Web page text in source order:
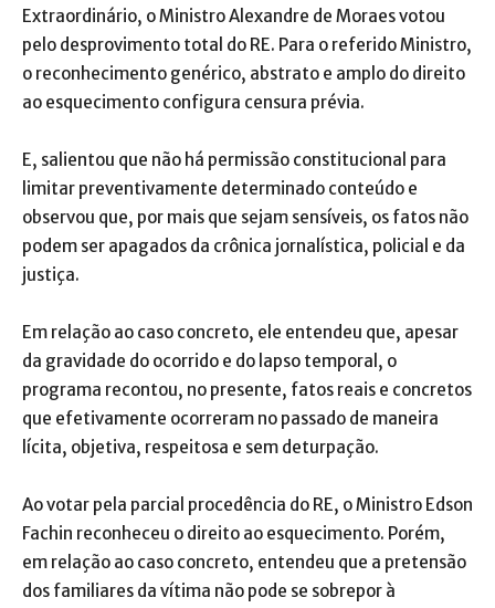
Extraordinário, o Ministro Alexandre de Moraes votou
pelo desprovimento total do RE. Para o referido Ministro,
o reconhecimento genérico, abstrato e amplo do direito
ao esquecimento configura censura prévia.
E, salientou que não há permissão constitucional para
limitar preventivamente determinado conteúdo e
observou que, por mais que sejam sensíveis, os fatos não
podem ser apagados da crônica jornalística, policial e da
justiça.
Em relação ao caso concreto, ele entendeu que, apesar
da gravidade do ocorrido e do lapso temporal, o
programa recontou, no presente, fatos reais e concretos
que efetivamente ocorreram no passado de maneira
lícita, objetiva, respeitosa e sem deturpação.
Ao votar pela parcial procedência do RE, o Ministro Edson
Fachin reconheceu o direito ao esquecimento. Porém,
em relação ao caso concreto, entendeu que a pretensão
dos familiares da vítima não pode se sobrepor à